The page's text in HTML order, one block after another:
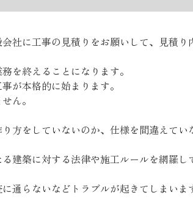
社に工事の見積りをお願いして、見積
を終えることになります。
が本格的に始まります。
ん。
方をしていないのか、仕様を間違えて
建築に対する法律や施工ルールを網羅
通らないなどトラブルが起きてしまい